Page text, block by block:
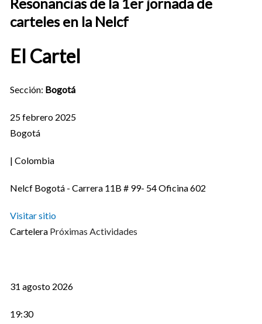
carteles en la Nelcf
El Cartel
Sección: Bogotá
25 febrero 2025
Bogotá
| Colombia
Nelcf Bogotá - Carrera 11B # 99- 54 Oficina 602
Visitar sitio
CarteleraPróximas Actividades
31 agosto 2026
19:30